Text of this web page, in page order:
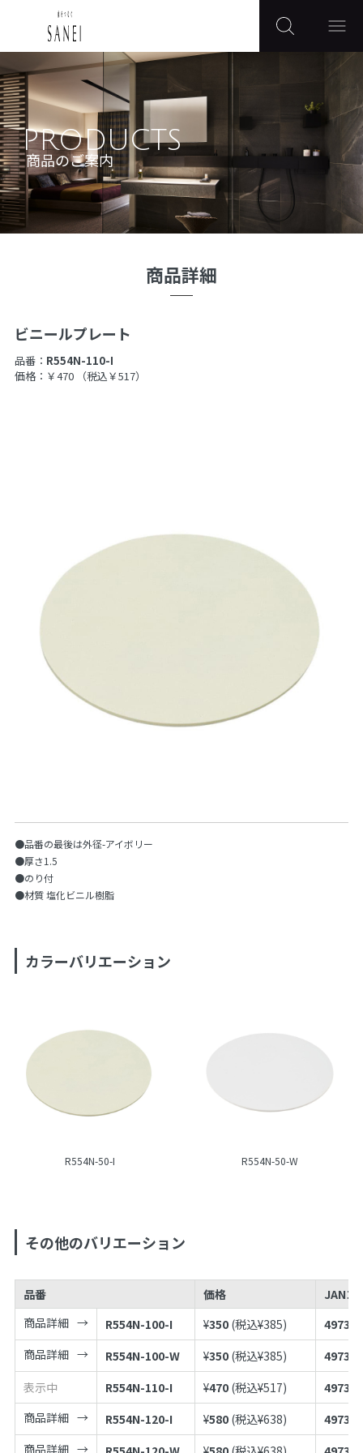
PRODUCTS
商品のご案内
商品詳細
ビニールプレート
品番： R554N-110-I
価格：￥470
（税込￥517）
●品番の最後は外径-アイボリー
●厚さ1.5
●のり付
●材質 塩化ビニル樹脂
カラーバリエーション
R554N-50-I R554N-50-W
その他のバリエーション
品番 価格
JANコ
商品詳細
R554N-100-I ¥350 (税込¥385)
商品詳細
R554N-100-W ¥350 (税込¥385)
表示中
R554N-110-I ¥470 (税込¥517)
商品詳細
R554N-120-I ¥580 (税込¥638)
商品詳細